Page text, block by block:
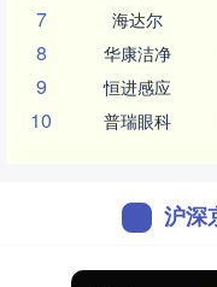
7 海达尔
8 华康洁净
9 恒进感应
10 普瑞眼科
沪深